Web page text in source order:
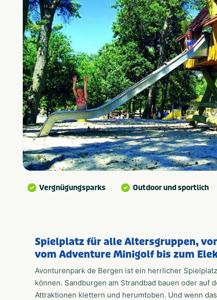
Vergnügungsparks Outdoor und sportlich
Spielplatz für alle Altersgruppen,
vom Adventure Minigolf bis zum
Avonturenpark de Bergen ist ein herrlicher
können. Sandburgen am Strandbad bauen oder auf
Attraktionen klettern und herumtoben. Und wenn